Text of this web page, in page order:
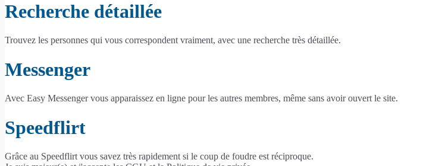
Recherche détaillée
Trouvez les personnes qui vous correspondent vraiment, avec une recherche très détaillée.
Messenger
Avec Easy Messenger vous apparaissez en ligne pour les autres membres, même sans avoir ouvert le site.
Speedflirt
Grâce au Speedflirt vous savez très rapidement si le coup de foudre est réciproque.